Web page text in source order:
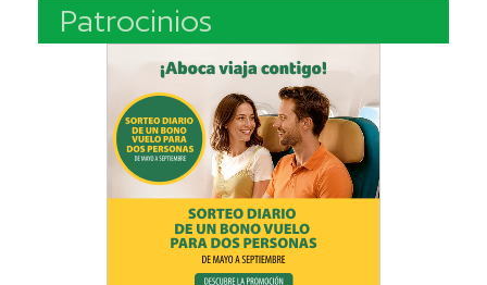
Patrocinios